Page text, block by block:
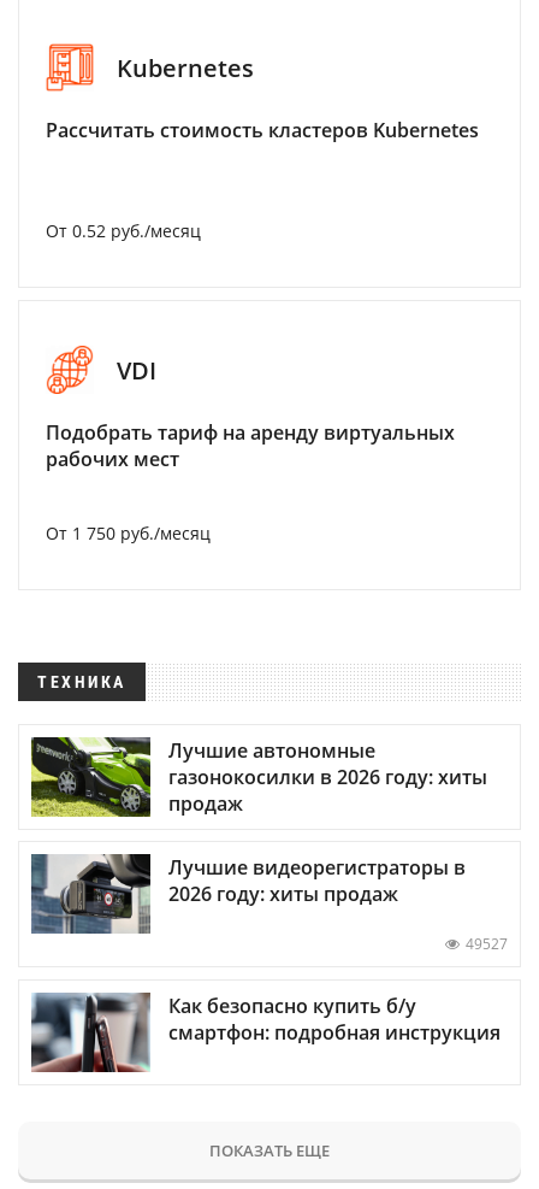
Kubernetes
Рассчитать стоимость кластеров Kubernetes
От 0.52 руб./месяц
VDI
Подобрать тариф на аренду виртуальных
рабочих мест
От 1 750 руб./месяц
ТЕХНИКА
Лучшие автономные
газонокосилки в 2026 году: хиты
продаж
Лучшие видеорегистраторы в
2026 году: хиты продаж
49527
Как безопасно купить б/у
смартфон: подробная инструкция
ПОКАЗАТЬ ЕЩЕ